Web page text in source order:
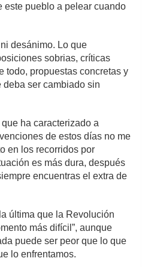
este pueblo a pelear cuando
desánimo. Lo que
sobrias, críticas
todo, propuestas concretas y
ser cambiado sin
ha caracterizado a
de estos días no me
en los recorridos por
es más dura, después
encuentras el extra de
última que la Revolución
más difícil”, aunque
puede ser peor que lo que
lo enfrentamos.